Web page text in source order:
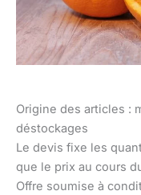
Origine des articles :
déstockages
Le devis fixe les
que le prix au cours
Offre soumise à